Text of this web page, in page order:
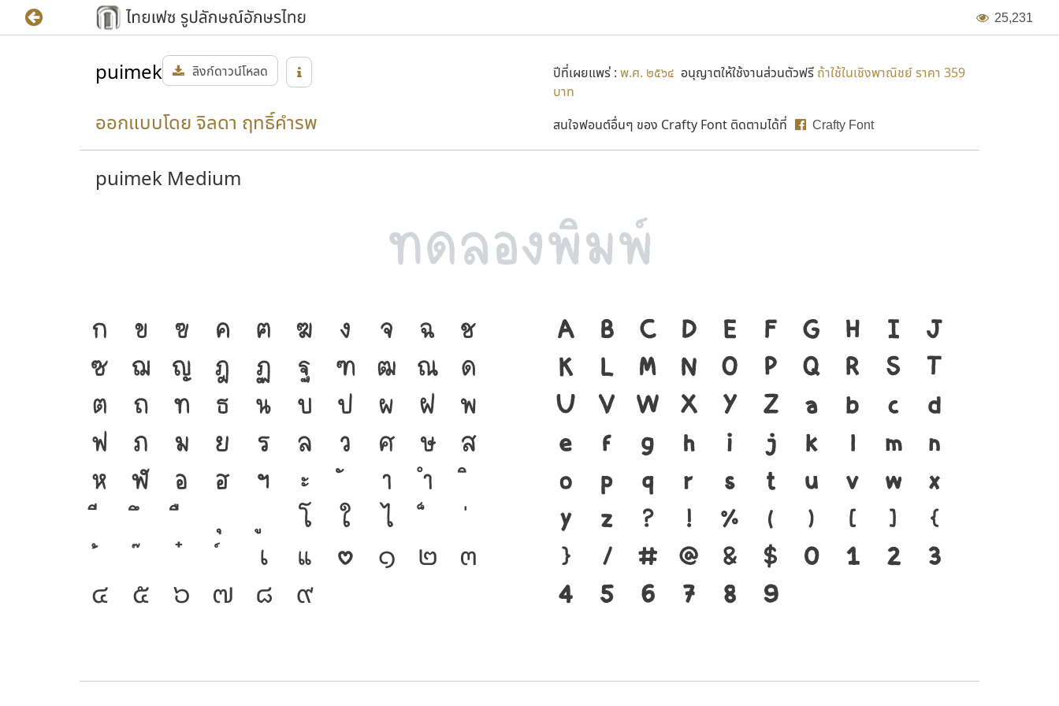
25,231
puimek ลิงก์ดาวน์โหลด ปีที่เผยแพร่ : พ.ศ. ๒๕๖๔ อนุญาตให้ใช้งานส่วนตัวฟรี ถ้าใช้ในเชิงพาณิชย์ ราคา 359
บาท
ออกแบบโดย จิลดา ฤทธิ์คำรพ สนใจฟอนต์อื่นๆ ของ Crafty Font ติดตามได้ที่ Crafty Font
puimek Medium
ก ข ฃ ค ฅ ฆ ง จ ฉ
ช
ซ
ฌ ญ ฎ ฏ ฐ ฑ ฒ ณ
ด
ต
ถ ท ธ น บ ป ผ ฝ
พ
ฟ
ภ ม ย ร ล ว ศ ษ
ส
ห
ฬ อ ฮ ฯ ะ า
ำ
โ
ใ
ไ
เ
แ ๐ ๑ ๒
๓
๔
๕ ๖ ๗ ๘ ๙
A B C D E F G H I
J
K
L M N O P Q R S
T
U
V W X Y Z a b c
d
e
f g h i j k l m
n
o
p q r s t u v w
x
y
z ? ! % ( ) [ ]
{
}
/ # @ & $ 0 1 2
3
4
5 6 7 8 9
ภาษา คือ เครื่องมือสำคัญที่ทำให้ความเป็น
ชาติดำรงอยู่ได้ ภาษา คือ สะพานเชื่อมตัว
ตนของชนชาติ จากอดีตสู่ปัจจุบัน ตัวพิมพ์
คือ เครื่องมือสำคัญที่ทำให้ภาษาดำรงอยู่
ได้ แบบตัวพิมพ์ที่พัฒนาทันกระแสการ
เปลี่ยนแปลง คือ โครงสร้างแกร่งของ
สะพานที่เชื่อมตัวตนของชาติ จากปัจจุบันสู่
อนาคต